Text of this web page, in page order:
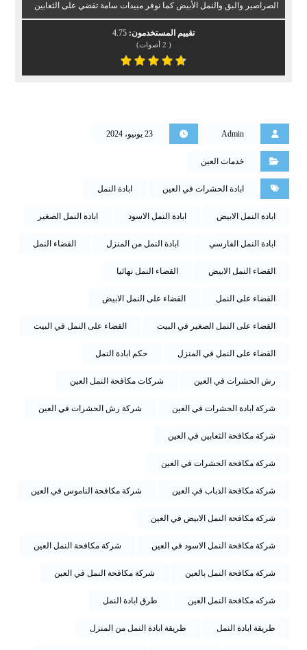
الصراصير والبق والنمل الأبيض كما نوفر مبيدات سامة تقضي على الثعابين
تقييم المستخدمون: 4.75
(
2 أصوات)
Admin 23 يونيو، 2024
خدمات العين
ابادة الحشرات في العين ابادة النمل
ابادة النمل الابيض ابادة النمل الاسود ابادة النمل الصغير
ابادة النمل الفارسي ابادة النمل من المنزل القضاء النمل
القضاء النمل الابيض القضاء النمل نهائيا
القضاء على النمل القضاء على النمل الابيض
القضاء على النمل الصغير في البيت القضاء على النمل في البيت
القضاء على النمل في المنزل حكم ابادة النمل
رش الحشرات في العين شركات مكافحة النمل العين
شركة ابادة الحشرات في العين شركة رش الحشرات في العين
شركة مكافحة الثعابين في العين
شركة مكافحة الحشرات في العين
شركة مكافحة الذباب في العين شركة مكافحة الناموس في العين
شركة مكافحة النمل الابيض في العين
شركة مكافحة النمل الاسود في العين شركة مكافحة النمل العين
شركة مكافحة النمل بالعين شركة مكافحة النمل في العين
شركه مكافحة النمل العين طرق ابادة النمل
طريقة ابادة النمل طريقة ابادة النمل من المنزل